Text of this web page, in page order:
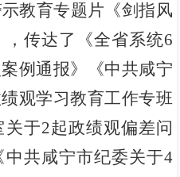
教育专题片 《剑指风
，传达了
《全省系统6
例通报》《中共咸宁
观学习教育工作专班
于2起政绩观偏差问
共咸宁市纪委关于4